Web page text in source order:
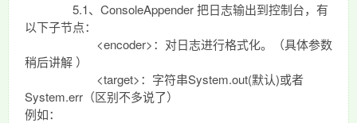
5.1、ConsoleAppender 把日志输出到控制台，有
以下子节点：
<encoder>：对日志进行格式化。（具体参数
稍后讲解 ）
<target>：字符串System.out(默认)或者
System.err（区别不多说了）
例如：